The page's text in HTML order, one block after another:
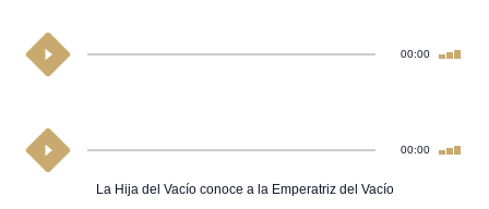
00:00
00:00
La Hija del Vacío conoce a la Emperatriz del Vacío